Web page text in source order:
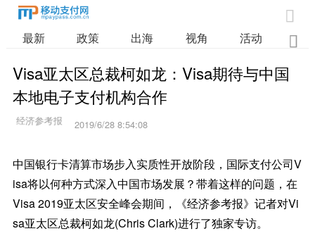

最新 政策 出海 视角 活动 业

Visa亚太区总裁柯如龙：Visa期待与中国
本地电子支付机构合作
2019/6/28 8:54:08
中国银行卡清算市场步入实质性开放阶段，国际支付公司V
isa将以何种方式深入中国市场发展？带着这样的问题，在
Visa 2019亚太区安全峰会期间，《经济参考报》记者对Vi
sa亚太区总裁柯如龙(Chris Clark)进行了独家专访。